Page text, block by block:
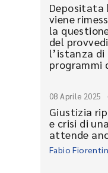
Depositata
viene
la
del
l’istanza di
programmi
08 Aprile 2025
Giustizia
e crisi di
attende
Fabio Fiorentin